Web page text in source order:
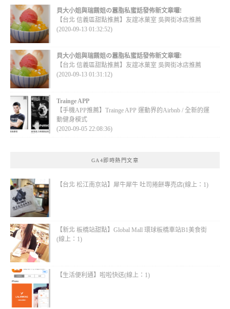
貝大小姐與瑞餚姐の囂脂私蜜話發佈新文章囉!
【台北 信義區甜點推薦】友誼冰菓室 吳興街冰店推薦
(2020-09-13 01:32:52)
貝大小姐與瑞餚姐の囂脂私蜜話發佈新文章囉!
【台北 信義區甜點推薦】友誼冰菓室 吳興街冰店推薦
(2020-09-13 01:31:12)
Trainge APP
【手機APP推薦】Trainge APP 運動界的Airbnb / 全新的運
動健身模式
(2020-09-05 22:08:36)
GA4即時熱門文章
【台北 松江南京站】犀牛犀牛 吐司捲餅專売店(線上：1)
【新北 板橋站甜點】Global Mall 環球板橋車站B1美食街
(線上：1)
【生活便利通】啦啦快送(線上：1)